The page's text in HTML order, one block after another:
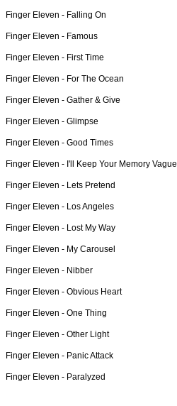
Finger Eleven - Falling On
Finger Eleven - Famous
Finger Eleven - First Time
Finger Eleven - For The Ocean
Finger Eleven - Gather & Give
Finger Eleven - Glimpse
Finger Eleven - Good Times
Finger Eleven - I'll Keep Your Memory Vague
Finger Eleven - Lets Pretend
Finger Eleven - Los Angeles
Finger Eleven - Lost My Way
Finger Eleven - My Carousel
Finger Eleven - Nibber
Finger Eleven - Obvious Heart
Finger Eleven - One Thing
Finger Eleven - Other Light
Finger Eleven - Panic Attack
Finger Eleven - Paralyzed